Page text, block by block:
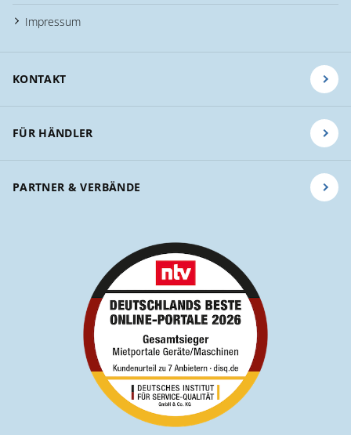
Impressum
KONTAKT
FÜR HÄNDLER
PARTNER & VERBÄNDE